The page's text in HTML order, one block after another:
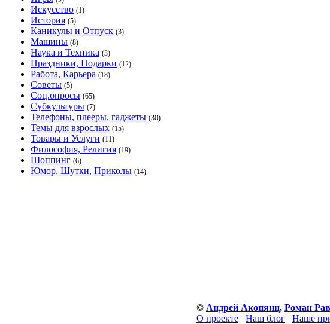
Искусство (1)
История (5)
Каникулы и Отпуск (3)
Машины (8)
Наука и Техника (3)
Праздники, Подарки (12)
Работа, Карьера (18)
Советы (5)
Соц.опросы (65)
Субкультуры (7)
Телефоны, плееры, гаджеты (30)
Темы для взрослых (15)
Товары и Услуги (11)
Философия, Религия (19)
Шоппинг (6)
Юмор, Шутки, Приколы (14)
© Андрей Акопянц, Роман
О проекте
Наш блог Наше